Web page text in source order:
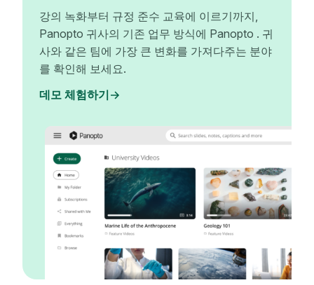
강의 녹화부터 규정 준수 교육에 이르기까지,
Panopto 귀사의 기존 업무 방식에 Panopto . 귀
사와 같은 팀에 가장 큰 변화를 가져다주는 분야
를 확인해 보세요.
데모 체험하기